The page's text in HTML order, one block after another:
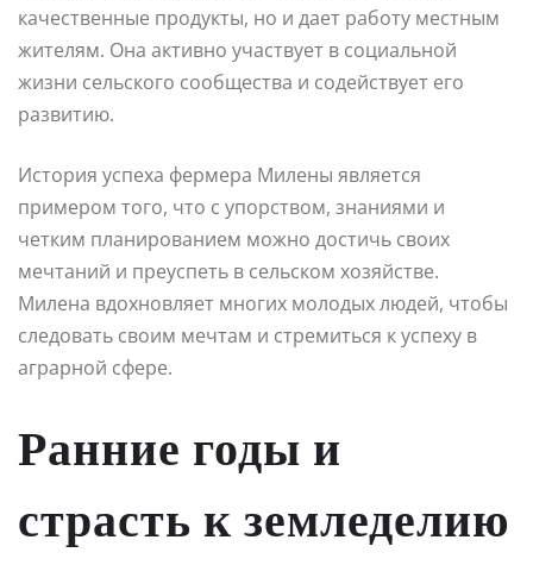
качественные продукты, но и дает работу местным
жителям. Она активно участвует в социальной
жизни сельского сообщества и содействует его
развитию.
История успеха фермера Милены является
примером того, что с упорством, знаниями и
четким планированием можно достичь своих
мечтаний и преуспеть в сельском хозяйстве.
Милена вдохновляет многих молодых людей, чтобы
следовать своим мечтам и стремиться к успеху в
аграрной сфере.
Ранние годы и
страсть к земледелию